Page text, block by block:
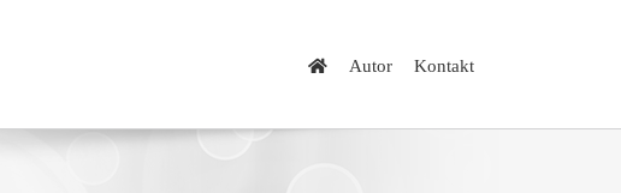
Autor Kontakt